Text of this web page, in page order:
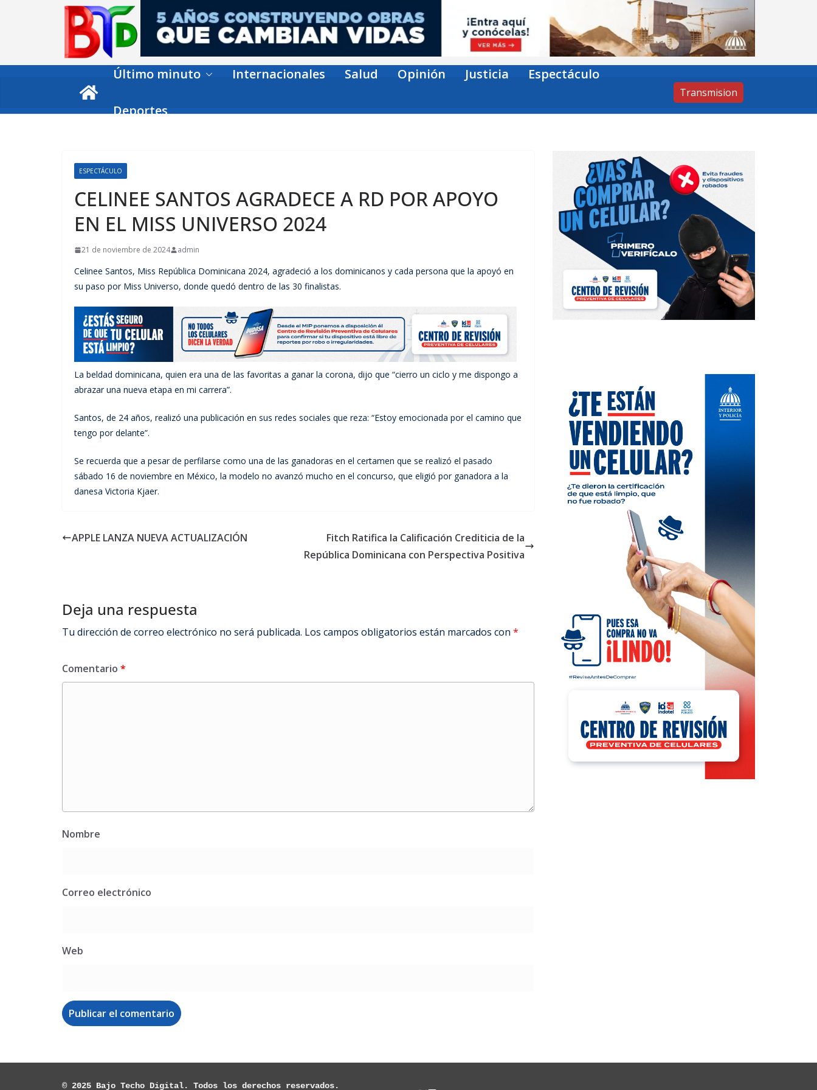
Último minuto Internacionales Salud Opinión Justicia Espectáculo
Deportes
Transmision
ESPECTÁCULO
CELINEE SANTOS AGRADECE A RD POR APOYO
EN EL MISS UNIVERSO 2024
21 de noviembre de 2024 admin
Celinee Santos, Miss República Dominicana 2024, agradeció a los dominicanos y cada persona que la apoyó en
su paso por Miss Universo, donde quedó dentro de las 30 finalistas.
La beldad dominicana, quien era una de las favoritas a ganar la corona, dijo que “cierro un ciclo y me dispongo a
abrazar una nueva etapa en mi carrera”.
Santos, de 24 años, realizó una publicación en sus redes sociales que reza: “Estoy emocionada por el camino que
tengo por delante”.
Se recuerda que a pesar de perfilarse como una de las ganadoras en el certamen que se realizó el pasado
sábado 16 de noviembre en México, la modelo no avanzó mucho en el concurso, que eligió por ganadora a la
danesa Victoria Kjaer.
APPLE LANZA NUEVA ACTUALIZACIÓN
Fitch Ratifica la Calificación Crediticia de la
República Dominicana con Perspectiva Positiva
Deja una respuesta
Tu dirección de correo electrónico no será publicada. Los campos obligatorios están marcados con *
Comentario *
Nombre
Correo electrónico
Web
© 2025 Bajo Techo Digital. Todos los derechos reservados.